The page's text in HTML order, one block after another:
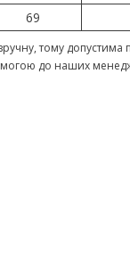
69
тому допустима
до наших